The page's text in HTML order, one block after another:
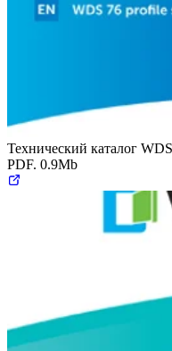
Технический каталог
PDF. 0.9Mb